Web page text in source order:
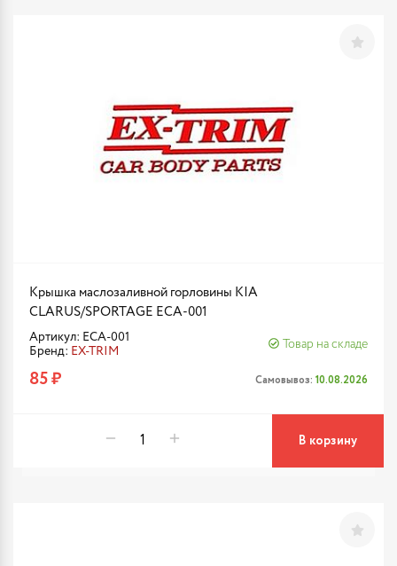
Крышка маслозаливной горловины KIA
CLARUS/SPORTAGE ECA-001
Артикул: ECA-001
Бренд: EX-TRIM
Товар на складе
85 ₽ Самовывоз: 10.08.2026
В корзину